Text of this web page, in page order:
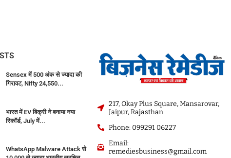
Sensex में 500 अंक से ज्यादा की
गिरावट, Nifty 24,550...
भारत में EV बिक्री ने बनाया नया
रिकॉर्ड, July में...
WhatsApp Malware Attack से
217, Okay Plus Square, Mansarovar,
Jaipur, Rajasthan
Phone: 099291 06227
Email:
remediesbusiness@gmail.com